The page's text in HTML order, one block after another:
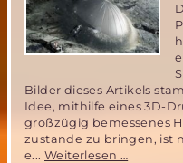
Bilder dieses Artikels
Idee, mithilfe eines 3D-
großzügig bemessenes
zustande zu bringen, ist
e... Weiterlesen …